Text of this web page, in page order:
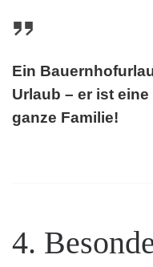
Ein
Urlaub – er ist
ganze Familie!
4.